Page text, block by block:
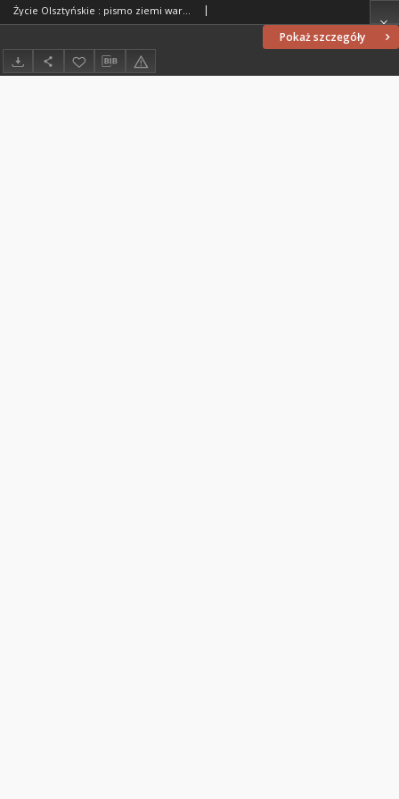
Pokaż szczegóły
Życie Olsztyńskie : pismo ziemi warmińsko-mazurskiej, 1951, nr 72